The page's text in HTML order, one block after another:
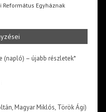
Egyháznak
(napló) – újabb részletek*
Magyar Miklós, Török Ági)